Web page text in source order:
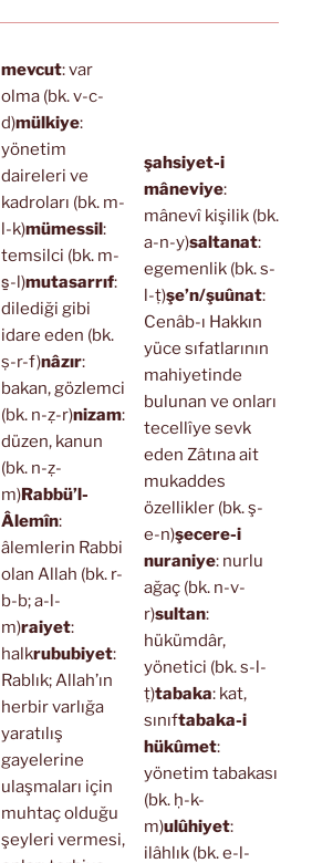
mevcut: var
olma (bk. v-c-
d)mülkiye:
yönetim
daireleri ve
kadroları (bk. m-
l-k)mümessil:
temsilci (bk. m-
s̱-l)mutasarrıf:
dilediği gibi
idare eden (bk.
ṣ-r-f)nâzır:
bakan, gözlemci
(bk. n-ẓ-r)nizam:
düzen, kanun
(bk. n-ẓ-
m)Rabbü’l-
Âlemîn:
âlemlerin Rabbi
olan Allah (bk. r-
b-b; a-l-
m)raiyet:
halkrububiyet:
Rablık; Allah’ın
herbir varlığa
yaratılış
gayelerine
ulaşmaları için
muhtaç olduğu
şeyleri vermesi,
şahsiyet-i
mâneviye:
mânevî kişilik (bk.
a-n-y)saltanat:
egemenlik (bk. s-
l-ṭ)şe’n/şuûnat:
Cenâb-ı Hakkın
yüce sıfatlarının
mahiyetinde
bulunan ve onları
tecellîye sevk
eden Zâtına ait
mukaddes
özellikler (bk. ş-
e-n)şecere-i
nuraniye: nurlu
ağaç (bk. n-v-
r)sultan:
hükümdâr,
yönetici (bk. s-l-
ṭ)tabaka: kat,
sınıftabaka-i
hükûmet:
yönetim tabakası
(bk. ḥ-k-
m)ulûhiyet:
ilâhlık (bk. e-l-